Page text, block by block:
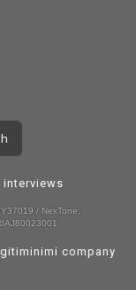
interviews
/ NexTone:
company